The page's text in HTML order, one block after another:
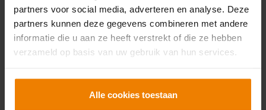
partners voor social media, adverteren en analyse. Deze
partners kunnen deze gegevens combineren met andere
informatie die u aan ze heeft verstrekt of die ze hebben
verzameld op basis van uw gebruik van hun services.
Alle cookies toestaan
Vooral samen! Eerst werd met een onderzoek
in samenwerking met eHero van de Erasmus
Universiteit Rotterdam achterhaald hoe het
überhaupt is gesteld met het werkgeluk van
een aantal pijlers om te verbeteren: